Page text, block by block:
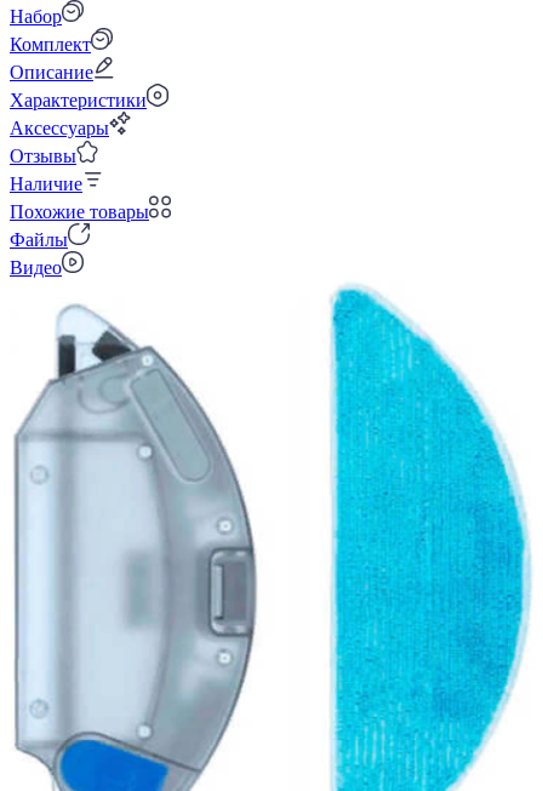
Набор
Комплект
Описание
Характеристики
Аксессуары
Отзывы
Наличие
Похожие товары
Файлы
Видео